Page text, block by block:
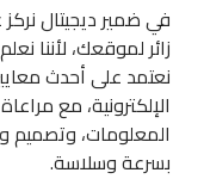
في ضمير ديجيتال
زائر لموقعك، لأننا
نعتمد على أحدث
الإلكترونية، مع
المعلومات، وتصميم
بسرعة وسلاسة.